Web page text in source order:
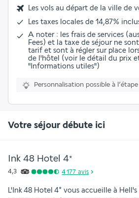
Les vols au départ de la ville de
Les taxes locales de 14,87%
A noter : les frais de services
Fees) et la taxe de séjour ne
tarif et sont à régler sur place
de l'hôtel (voir le détail du prix
"Informations utiles")
Personnalisation possible à
Votre séjour débute ici
Ink 48 Hotel 4*
4,3 4 177 avis
L'Ink 48 Hotel 4* vous accueille à